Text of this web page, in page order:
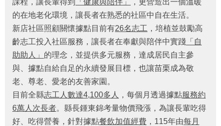
利
導
覽
網
站
連
結
性
別
平
課程，讓長輩得到
「健康與陪伴」
，更營造出一個溫暖
的在地老化環境，讓長者在熟悉的社區中自在生活。
新店社區照顧關懷據點目前有26名志工 ， 培植並鼓勵高
齡志工投入社區服務，讓長者在奉獻與陪伴中實踐 「自
助助人」 的理念，並提供多元服務，達成居民自主參
與、據點自給自足的永續發展目標，也讓苗栗成為敬
老、尊老、愛老的友善家園。
目前全縣志工人數達4,100多人 ，每個月透過據點服務約
6萬人次長者。縣長鍾東錦考量物價飛漲，為讓長輩吃得
好、吃得營養，針對據點餐飲加值經費 ，115年由每月